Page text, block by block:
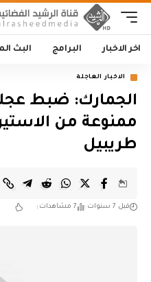
اخر الاخبار البرامج البث
الاخبار العاجلة
الجمارك: ضبط
ممنوعة من
طريبيل
قبل 7 سنوات 7 مشاهدات